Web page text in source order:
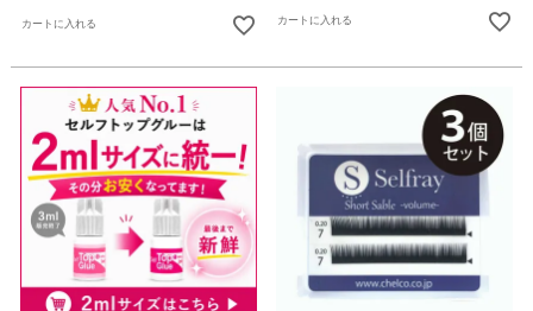
カートに入れる カートに入れる